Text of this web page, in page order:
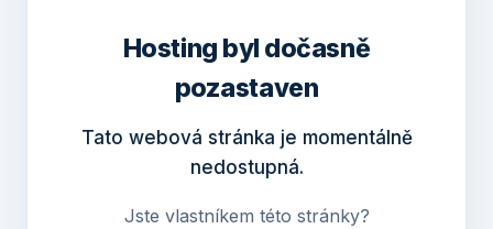
Hosting byl dočasně
pozastaven
Tato webová stránka je momentálně
nedostupná.
Jste vlastníkem této stránky?